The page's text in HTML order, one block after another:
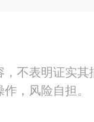
不表明证实
，风险自担。